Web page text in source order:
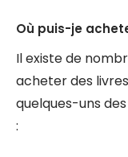
Où puis-je
Il existe de
acheter des
quelques-uns
: